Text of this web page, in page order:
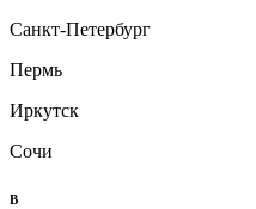
Санкт-Петербург
Пермь
Иркутск
Сочи
B